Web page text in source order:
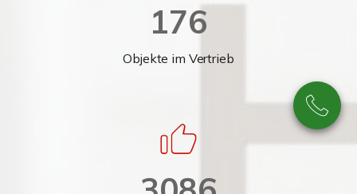
176
Objekte im Vertrieb